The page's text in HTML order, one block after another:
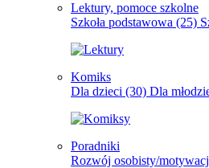
Lektury, pomoce szkolne
Szkoła podstawowa (25)
Komiks
Dla dzieci (30) Dla
Poradniki
Rozwój osobisty/